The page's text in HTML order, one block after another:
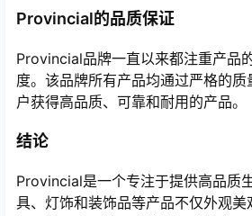
Provincial的品质保证
Provincial品牌一直以来都注重产品
度。该品牌所有产品均通过严格的
户获得高品质、可靠和耐用的产品。
结论
Provincial是一个专注于提供高品质
具、灯饰和装饰品等产品不仅外观美